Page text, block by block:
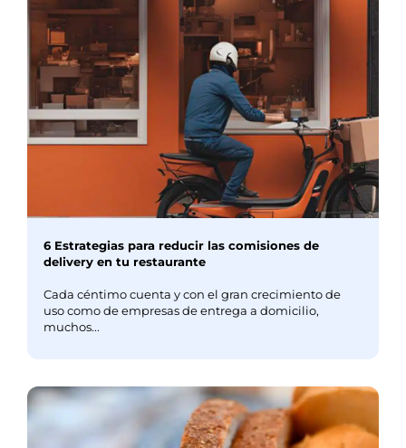
6 Estrategias para reducir las comisiones de
delivery en tu restaurante
Cada céntimo cuenta y con el gran crecimiento de
uso como de empresas de entrega a domicilio,
muchos...